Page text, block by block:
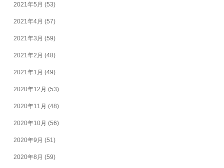
2021年5月 (53)
2021年4月 (57)
2021年3月 (59)
2021年2月 (48)
2021年1月 (49)
2020年12月 (53)
2020年11月 (48)
2020年10月 (56)
2020年9月 (51)
2020年8月 (59)